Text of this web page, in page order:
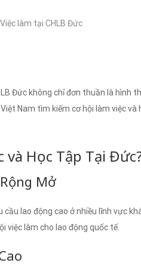
Việc làm tại CHLB Đức
Đức không chỉ đơn thuần là hình
Nam tìm kiếm cơ hội làm việc
và Học Tập Tại
Mở
lao động cao ở nhiều lĩnh vực
việc làm cho lao động quốc tế.